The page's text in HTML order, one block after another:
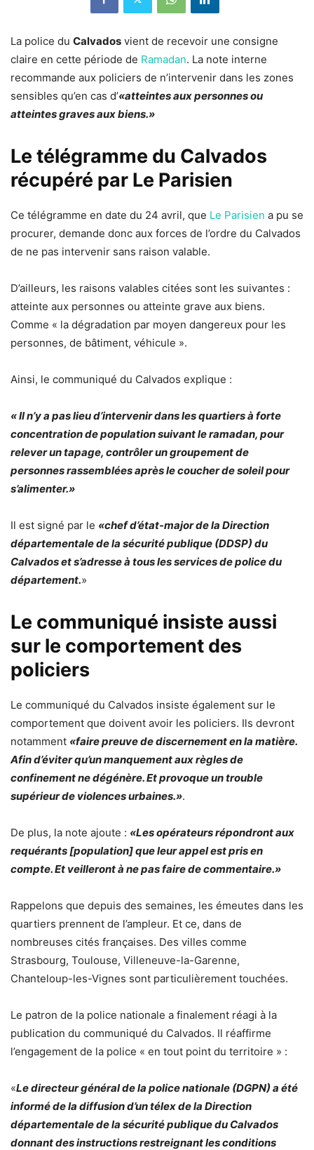
La police du Calvados vient de recevoir une consigne
claire en cette période de Ramadan. La note interne
recommande aux policiers de n’intervenir dans les zones
sensibles qu’en cas d’«atteintes aux personnes ou
atteintes graves aux biens.»
Le télégramme du Calvados
récupéré par Le Parisien
Ce télégramme en date du 24 avril, que Le Parisien a pu se
procurer, demande donc aux forces de l’ordre du Calvados
de ne pas intervenir sans raison valable.
D’ailleurs, les raisons valables citées sont les suivantes :
atteinte aux personnes ou atteinte grave aux biens.
Comme « la dégradation par moyen dangereux pour les
personnes, de bâtiment, véhicule ».
Ainsi, le communiqué du Calvados explique :
« Il n’y a pas lieu d’intervenir dans les quartiers à forte
concentration de population suivant le ramadan, pour
relever un tapage, contrôler un groupement de
personnes rassemblées après le coucher de soleil pour
s’alimenter.»
Il est signé par le «chef d’état-major de la Direction
départementale de la sécurité publique (DDSP) du
Calvados et s’adresse à tous les services de police du
département.»
Le communiqué insiste aussi
sur le comportement des
policiers
Le communiqué du Calvados insiste également sur le
comportement que doivent avoir les policiers. Ils devront
notamment «faire preuve de discernement en la matière.
Afin d’éviter qu’un manquement aux règles de
confinement ne dégénère. Et provoque un trouble
supérieur de violences urbaines.».
De plus, la note ajoute : «Les opérateurs répondront aux
requérants [population] que leur appel est pris en
compte. Et veilleront à ne pas faire de commentaire.»
Rappelons que depuis des semaines, les émeutes dans les
quartiers prennent de l’ampleur. Et ce, dans de
nombreuses cités françaises. Des villes comme
Strasbourg, Toulouse, Villeneuve-la-Garenne,
Chanteloup-les-Vignes sont particulièrement touchées.
Le patron de la police nationale a finalement réagi à la
publication du communiqué du Calvados. Il réaffirme
l’engagement de la police « en tout point du territoire » :
«Le directeur général de la police nationale (DGPN) a été
informé de la diffusion d’un télex de la Direction
départementale de la sécurité publique du Calvados
donnant des instructions restreignant les conditions